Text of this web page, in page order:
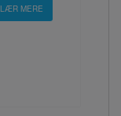
LÆR MERE